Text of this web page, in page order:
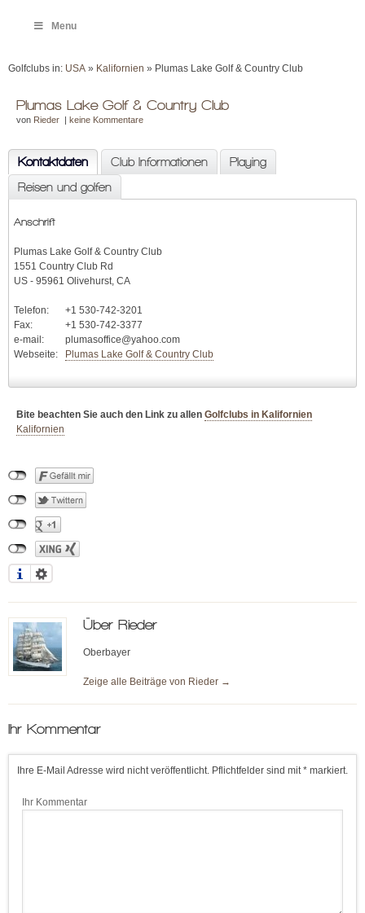
Menu
Golfclubs in: USA » Kalifornien » Plumas Lake Golf & Country Club
Plumas Lake Golf & Country Club
von Rieder | keine Kommentare
Kontaktdaten Club Informationen
Playing
Reisen und golfen
Anschrift
Plumas Lake Golf & Country Club
1551 Country Club Rd
US - 95961 Olivehurst, CA
Telefon:
+1 530-742-3201
Fax:
+1 530-742-3377
e-mail:
plumasoffice@yahoo.com
Webseite:
Plumas Lake Golf & Country Club
Bite beachten Sie auch den Link zu allen Golfclubs in Kalifornien
Kalifornien
Über Rieder
Oberbayer
Zeige alle Beiträge von Rieder →
Ihr Kommentar
Ihre E-Mail Adresse wird nicht veröffentlicht. Pflichtfelder sind mit * markiert.
Ihr Kommentar